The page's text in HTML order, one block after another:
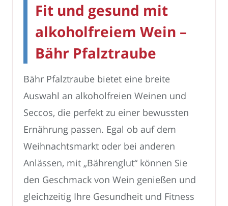
Fit und gesund mit
alkoholfreiem Wein –
Bähr Pfalztraube
Bähr Pfalztraube bietet eine breite
Auswahl an alkoholfreien Weinen und
Seccos, die perfekt zu einer bewussten
Ernährung passen. Egal ob auf dem
Weihnachtsmarkt oder bei anderen
Anlässen, mit „Bährenglut“ können Sie
den Geschmack von Wein genießen und
gleichzeitig Ihre Gesundheit und Fitness